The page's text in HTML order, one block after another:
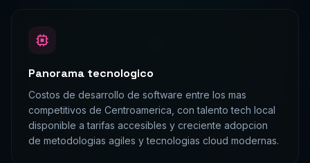
Panorama tecnologico
Costos de desarrollo de software entre los mas
competitivos de Centroamerica, con talento tech local
disponible a tarifas accesibles y creciente adopcion
de metodologias agiles y tecnologias cloud modernas.